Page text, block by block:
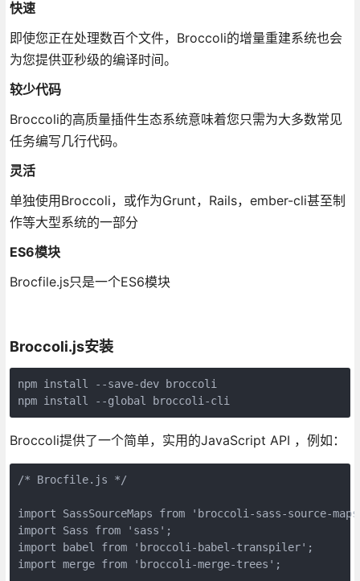
快速
即使您正在处理数百个文件，Broccoli的增量重建系统也会
为您提供亚秒级的编译时间。
较少代码
Broccoli的高质量插件生态系统意味着您只需为大多数常见
任务编写几行代码。
灵活
单独使用Broccoli，或作为Grunt，Rails，ember-cli甚至制
作等大型系统的一部分
ES6模块
Brocfile.js只是一个ES6模块
Broccoli.js安装
npm install --save-dev broccoli
npm install --global broccoli-cli
Broccoli提供了一个简单，实用的JavaScript API ，例如：
/* Brocfile.js */
import SassSourceMaps from 'broccoli-sass-source-
import Sass from 'sass';
import babel from 'broccoli-babel-transpiler';
import merge from 'broccoli-merge-trees';